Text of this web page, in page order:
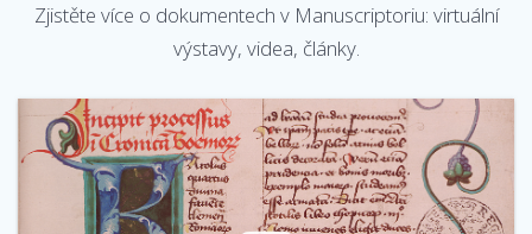
Zjistěte více o dokumentech v Manuscriptoriu: virtuální
výstavy, videa, články.